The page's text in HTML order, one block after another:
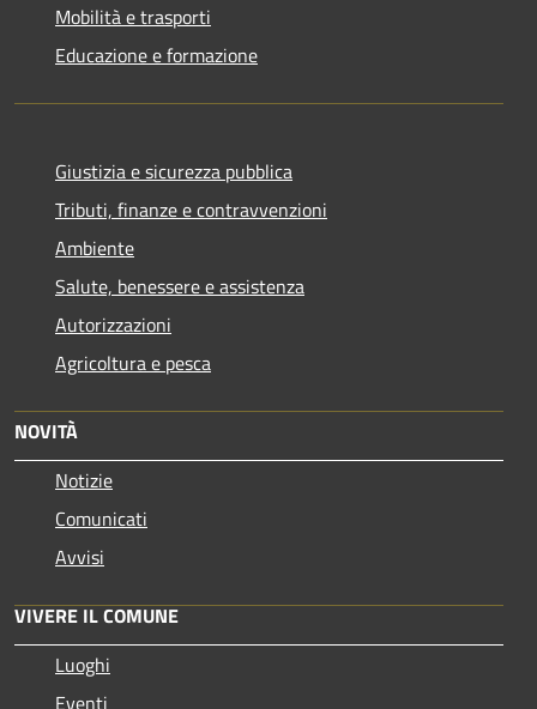
Mobilità e trasporti
Educazione e formazione
Giustizia e sicurezza pubblica
Tributi, finanze e contravvenzioni
Ambiente
Salute, benessere e assistenza
Autorizzazioni
Agricoltura e pesca
NOVITÀ
Notizie
Comunicati
Avvisi
VIVERE IL COMUNE
Luoghi
Eventi